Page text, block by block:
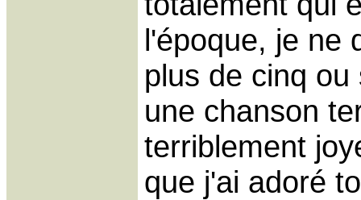
l'époque, je ne
plus de cinq
une chanson
terriblement
que j'ai adoré